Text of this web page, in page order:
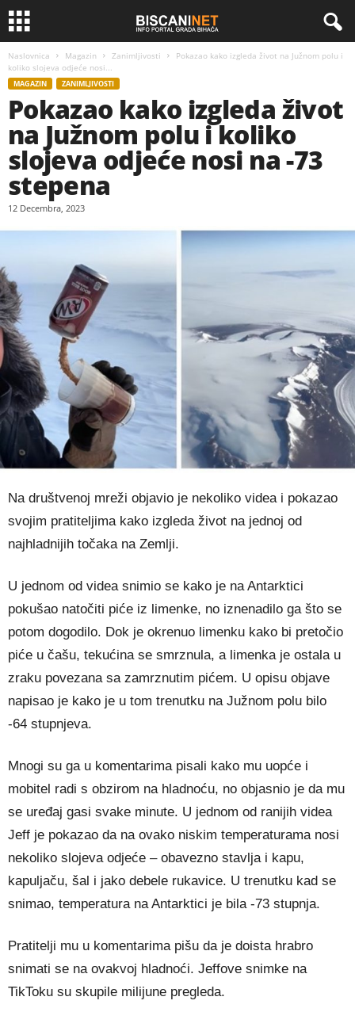
Naslovnica Magazin Zanimljivosti
Pokazao kako izgleda život na Južnom polu i
koliko slojeva odjeće nosi...
MAGAZIN ZANIMLJIVOSTI
Pokazao kako izgleda život
na Južnom polu i koliko
slojeva odjeće nosi na -73
stepena
12 Decembra, 2023
Na društvenoj mreži objavio je nekoliko videa i pokazao
svojim pratiteljima kako izgleda život na jednoj od
najhladnijih točaka na Zemlji.
U jednom od videa snimio se kako je na Antarktici
pokušao natočiti piće iz limenke, no iznenadilo ga što se
potom dogodilo. Dok je okrenuo limenku kako bi pretočio
piće u čašu, tekućina se smrznula, a limenka je ostala u
zraku povezana sa zamrznutim pićem. U opisu objave
napisao je kako je u tom trenutku na Južnom polu bilo
-64 stupnjeva.
Mnogi su ga u komentarima pisali kako mu uopće i
mobitel radi s obzirom na hladnoću, no objasnio je da mu
se uređaj gasi svake minute. U jednom od ranijih videa
Jeff je pokazao da na ovako niskim temperaturama nosi
nekoliko slojeva odjeće – obavezno stavlja i kapu,
kapuljaču, šal i jako debele rukavice. U trenutku kad se
snimao, temperatura na Antarktici je bila -73 stupnja.
Pratitelji mu u komentarima pišu da je doista hrabro
snimati se na ovakvoj hladnoći. Jeffove snimke na
TikToku su skupile milijune pregleda.